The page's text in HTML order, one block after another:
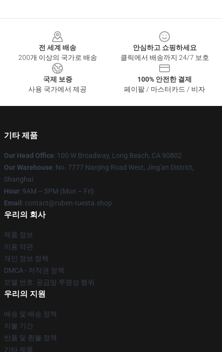
전 세계 배송
200개 이상의 국가로 배송
안심하고 쇼핑하세요
클릭에서 배송까지 24/7 보호
국제 보증
사용 국가에서 제공
100% 안전한 결제
페이팔 / 마스터카드 / 비자
기타 제품
Our Head Office: 100 W Broadway, Long Beach, CA 90802
Our Warehouse: No. 7777 Nanjing Road West, Jing'an District,
Shanghai
Hour: 9AM – 5PM (Mon – Fri)
Email : contact@ruben-tuesta.shop
우리의 회사
제품 정보
이용 약관
개인 정보 정책
DMCA - 저작권 정책
모델 번호: 공급망 투명성 행위
우리의 지원
배송 및 배송 정책
지불 기간
반품 및 환불 정책
기타 제품